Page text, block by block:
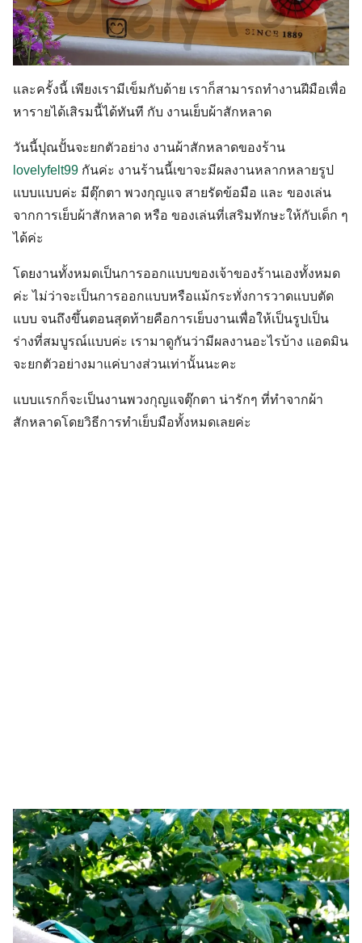
Search
และครั้งนี้ เพียงเรามีเข็มกับด้าย เราก็สามารถทำงานฝีมือเพื่อ
หารายได้เสิรมนี้ได้ทันที กับ งานเย็บผ้าสักหลาด
วันนี้ปุณปั้นจะยกตัวอย่าง งานผ้าสักหลาดของร้าน
lovelyfelt99 กันค่ะ งานร้านนี้เขาจะมีผลงานหลากหลายรูป
แบบแบบค่ะ มีตุ๊กตา พวงกุญแจ สายรัดข้อมือ และ ของเล่น
จากการเย็บผ้าสักหลาด หรือ ของเล่นที่เสริมทักษะให้กับเด็ก ๆ
ได้ค่ะ
โดยงานทั้งหมดเป็นการออกแบบของเจ้าของร้านเองทั้งหมด
ค่ะ ไม่ว่าจะเป็นการออกแบบหรือแม้กระทั่งการวาดแบบตัด
แบบ จนถึงขึ้นตอนสุดท้ายคือการเย็บงานเพื่อให้เป็นรูปเป็น
ร่างที่สมบูรณ์แบบค่ะ เรามาดูกันว่ามีผลงานอะไรบ้าง แอดมิน
จะยกตัวอย่างมาแค่บางส่วนเท่านั้นนะคะ
แบบแรกก็จะเป็นงานพวงกุญแจตุ๊กตา น่ารักๆ ที่ทำจากผ้า
สักหลาดโดยวิธีการทำเย็บมือทั้งหมดเลยค่ะ